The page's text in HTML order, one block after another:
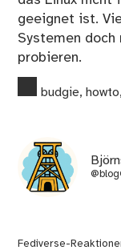
geeignet ist.
Systemen
probieren.
budgie, howto
Fediverse-